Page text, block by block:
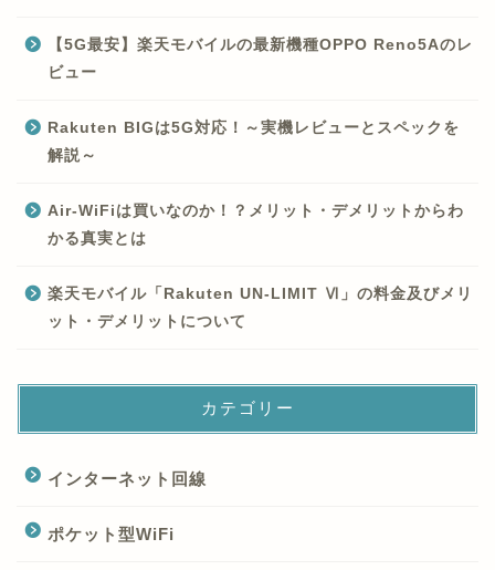
【5G最安】楽天モバイルの最新機種OPPO Reno5Aのレ
ビュー
Rakuten BIGは5G対応！～実機レビューとスペックを
解説～
Air-WiFiは買いなのか！？メリット・デメリットからわ
かる真実とは
楽天モバイル「Rakuten UN-LIMIT Ⅵ」の料金及びメリ
ット・デメリットについて
カテゴリー
インターネット回線
ポケット型WiFi